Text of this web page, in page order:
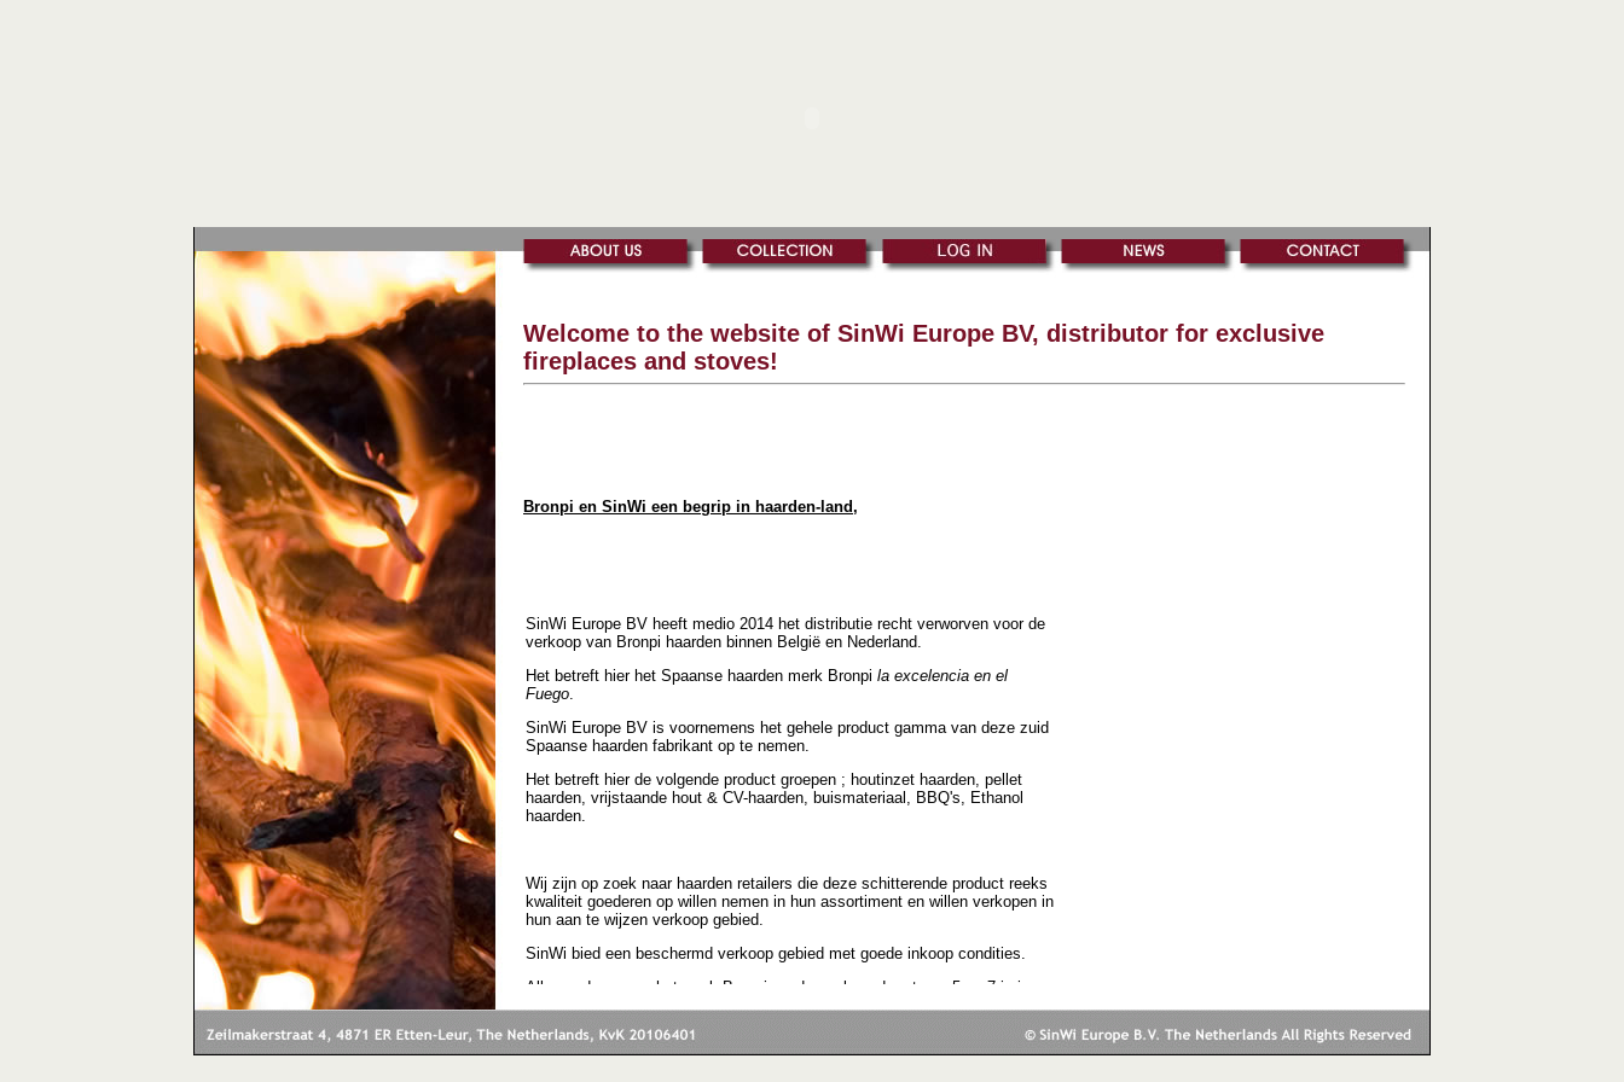
Welcome to the website of SinWi Europe BV, distributor for exclusive
fireplaces and stoves!
Bronpi en SinWi een begrip in haarden-land,
SinWi Europe BV heeft medio 2014 het distributie recht verworven voor de
verkoop van Bronpi haarden binnen België en Nederland.
Het betreft hier het Spaanse haarden merk Bronpi la excelencia en el
Fuego.
SinWi Europe BV is voornemens het gehele product gamma van deze zuid
Spaanse haarden fabrikant op te nemen.
Het betreft hier de volgende product groepen ; houtinzet haarden, pellet
haarden, vrijstaande hout & CV-haarden, buismateriaal, BBQ's, Ethanol
haarden.
Wij zijn op zoek naar haarden retailers die deze schitterende product reeks
kwaliteit goederen op willen nemen in hun assortiment en willen verkopen in
hun aan te wijzen verkoop gebied.
SinWi bied een beschermd verkoop gebied met goede inkoop condities.
Alle goederen van het merk Bronpi worden geleverd met een 5 en 7 jarige
fabriek garantie.
SinWi heeft een eigen service dienst en is voorraadhoudend.